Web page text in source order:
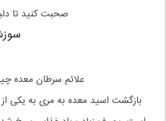
صحبت کنید تا
علائم سرطان معده
بازگشت اسید معده به مری به یکی